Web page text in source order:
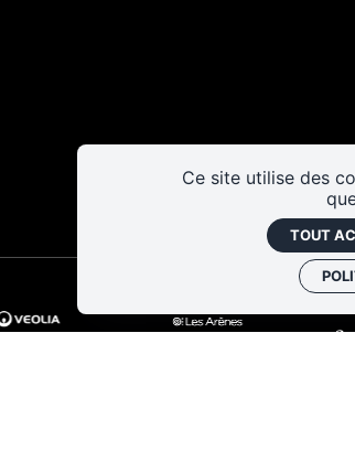
Ce site utilise des
TOUT
Les cafés